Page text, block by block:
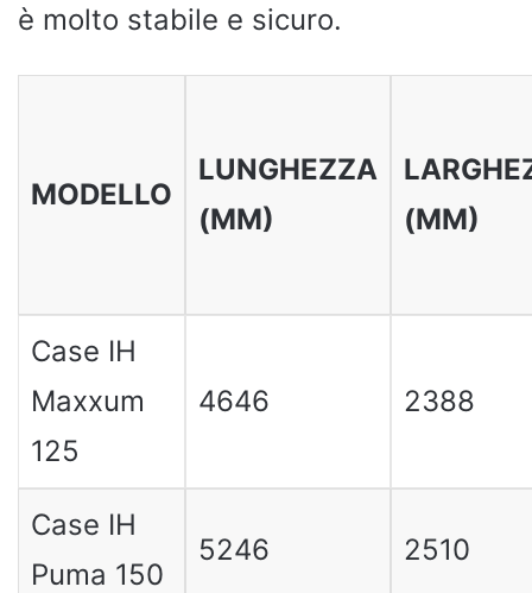
è molto stabile e sicuro.
MODELLO
LUNGHEZZA
(MM)
(MM)
Case IH
Maxxum
125
4646 2388
Case IH
Puma 150
5246 2510